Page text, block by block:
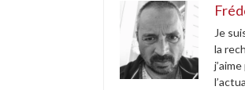
Je
la